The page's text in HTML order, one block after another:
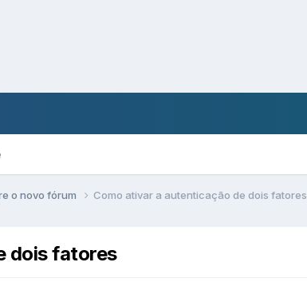
o novo fórum Como ativar a autenticação de dois fatores
dois fatores